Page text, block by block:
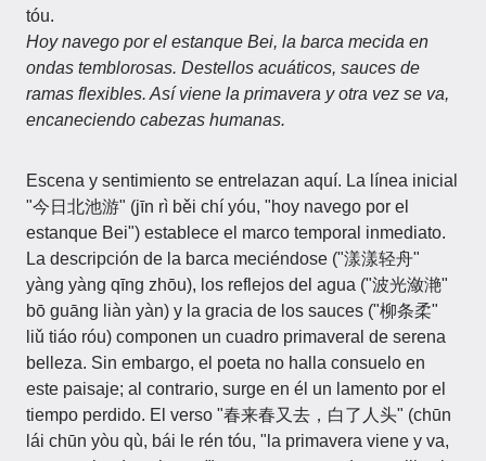
tóu.
Hoy navego por el estanque Bei, la barca mecida en
ondas temblorosas. Destellos acuáticos, sauces de
ramas flexibles. Así viene la primavera y otra vez se va,
encaneciendo cabezas humanas.
Escena y sentimiento se entrelazan aquí. La línea inicial
"今日北池游" (jīn rì běi chí yóu, "hoy navego por el
estanque Bei") establece el marco temporal inmediato.
La descripción de la barca meciéndose ("漾漾轻舟"
yàng yàng qīng zhōu), los reflejos del agua ("波光潋滟"
bō guāng liàn yàn) y la gracia de los sauces ("柳条柔"
liǔ tiáo róu) componen un cuadro primaveral de serena
belleza. Sin embargo, el poeta no halla consuelo en
este paisaje; al contrario, surge en él un lamento por el
tiempo perdido. El verso "春来春又去，白了人头" (chūn
lái chūn yòu qù, bái le rén tóu, "la primavera viene y va,